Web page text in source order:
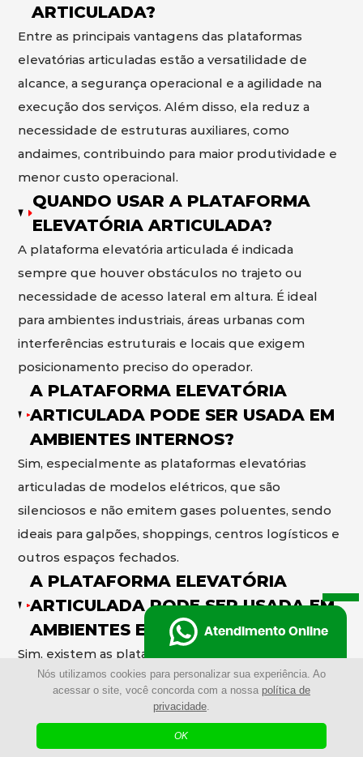
Nós utilizamos cookies para personalizar sua experiência. Ao
acessar o site, você concorda com a nossa política de
privacidade.
OK
ARTICULADA?
Entre as principais vantagens das plataformas
elevatórias articuladas estão a versatilidade de
alcance, a segurança operacional e a agilidade na
execução dos serviços. Além disso, ela reduz a
necessidade de estruturas auxiliares, como
andaimes, contribuindo para maior produtividade e
menor custo operacional.
QUANDO USAR A PLATAFORMA
ELEVATÓRIA ARTICULADA?
A plataforma elevatória articulada é indicada
sempre que houver obstáculos no trajeto ou
necessidade de acesso lateral em altura. É ideal
para ambientes industriais, áreas urbanas com
interferências estruturais e locais que exigem
posicionamento preciso do operador.
A PLATAFORMA ELEVATÓRIA
ARTICULADA PODE SER USADA EM
AMBIENTES INTERNOS?
Sim, especialmente as plataformas elevatórias
articuladas de modelos elétricos, que são
silenciosos e não emitem gases poluentes, sendo
ideais para galpões, shoppings, centros logísticos e
outros espaços fechados.
A PLATAFORMA ELEVATÓRIA
ARTICULADA PODE SER USADA EM
AMBIENTES EXTERNOS?
Sim, existem as plataformas elevatórias articuladas
de modelos a diesel desenvolvidos para operar em
ambientes externos, com maior potência e
capacidade de enfrentar terrenos irregulares e
condições mais exigentes.
Atendimento Online